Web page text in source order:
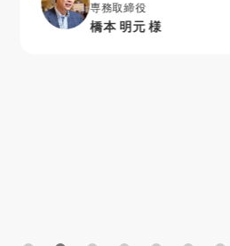
専務取締役
橋本 明元 様